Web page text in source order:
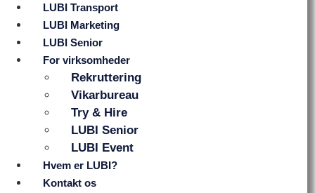
LUBI Transport
LUBI Marketing
LUBI Senior
For virksomheder
Rekruttering
Vikarbureau
Try & Hire
LUBI Senior
LUBI Event
Hvem er LUBI?
Kontakt os